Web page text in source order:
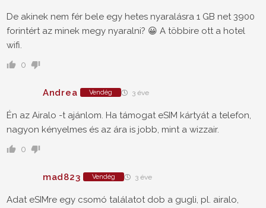
De akinek nem fér bele egy hetes nyaralásra 1 GB net 3900
forintért az minek megy nyaralni? 😀 A többire ott a hotel
wifi.
0
Andrea Vendég 3 éve
Én az Airalo -t ajánlom. Ha támogat eSIM kártyát a telefon,
nagyon kényelmes és az ára is jobb, mint a wizzair.
0
mad823 Vendég 3 éve
Adat eSIMre egy csomó találatot dob a gugli, pl. airalo,